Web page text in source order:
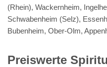
(Rhein), Wackernheim,
Schwabenheim (Selz),
Bubenheim, Ober-Olm,
Preiswerte